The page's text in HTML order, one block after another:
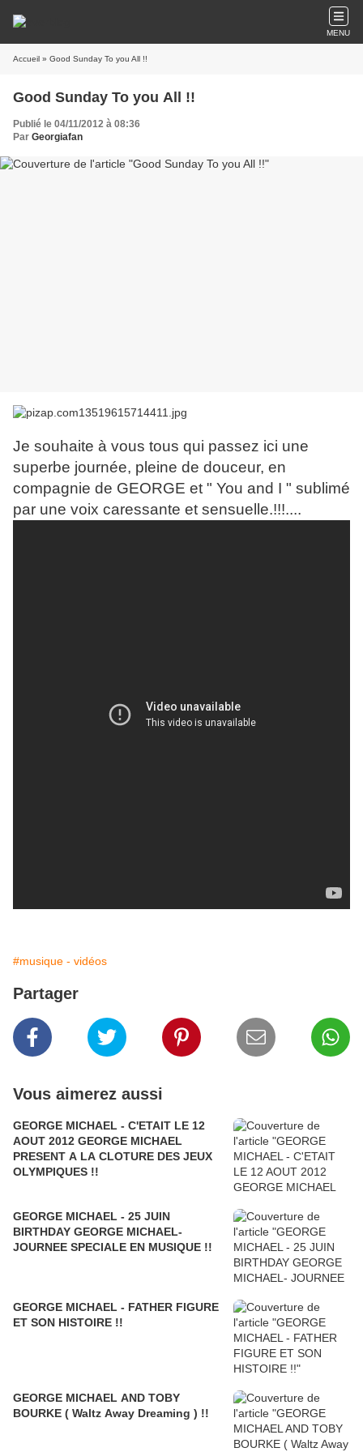
MENU
Accueil » Good Sunday To you All !!
Good Sunday To you All !!
Publié le 04/11/2012 à 08:36
Par Georgiafan
Je souhaite à vous tous qui passez ici une
superbe journée, pleine de douceur, en
compagnie de GEORGE et " You and I " sublimé
par une voix caressante et sensuelle.!!!....
#musique - vidéos
Partager
Vous aimerez aussi
GEORGE MICHAEL - C'ETAIT LE 12
AOUT 2012 GEORGE MICHAEL
PRESENT A LA CLOTURE DES JEUX
OLYMPIQUES !!
GEORGE MICHAEL - 25 JUIN
BIRTHDAY GEORGE MICHAEL-
JOURNEE SPECIALE EN MUSIQUE !!
GEORGE MICHAEL - FATHER FIGURE
ET SON HISTOIRE !!
GEORGE MICHAEL AND TOBY
BOURKE ( Waltz Away Dreaming ) !!